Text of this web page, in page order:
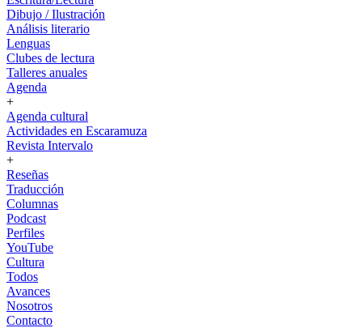
Dibujo / Ilustración
Análisis literario
Lenguas
Clubes de lectura
Talleres anuales
Agenda
+
Agenda cultural
Actividades en Escaramuza
Revista Intervalo
+
Reseñas
Traducción
Columnas
Podcast
Perfiles
YouTube
Cultura
Todos
Avances
Nosotros
Contacto